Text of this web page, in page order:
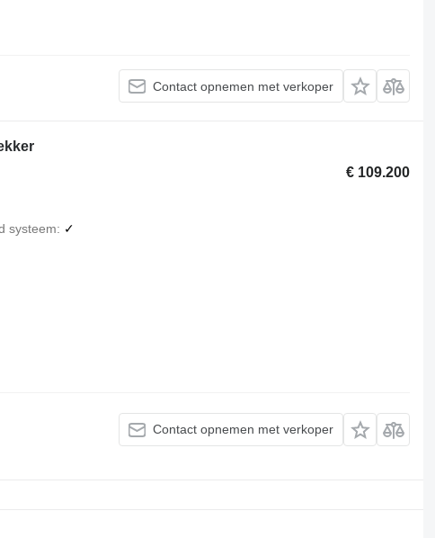
Contact opnemen met verkoper
€ 109.200
systeem ✓
Contact opnemen met verkoper